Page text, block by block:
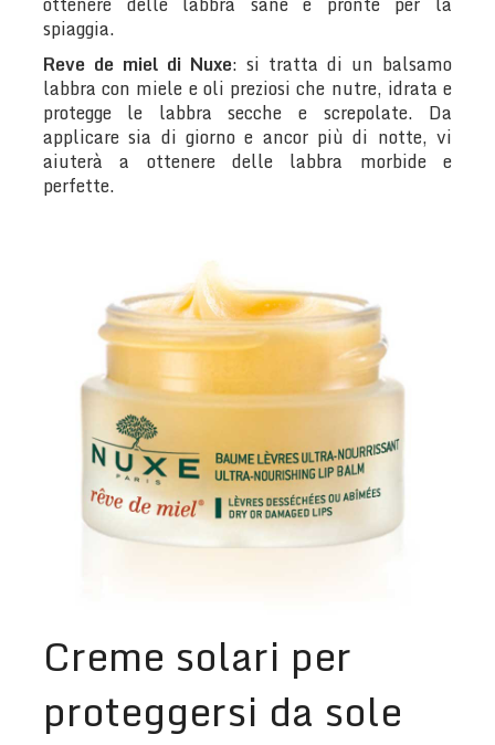
spiaggia.
Reve de miel di Nuxe: si tratta di un balsamo
labbra con miele e oli preziosi che nutre, idrata e
protegge le labbra secche e screpolate. Da
applicare sia di giorno e ancor più di notte, vi
aiuterà a ottenere delle labbra morbide e
perfette.
Creme solari per
proteggersi da sole